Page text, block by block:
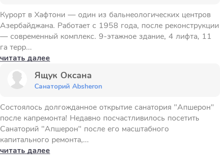
Курорт в Хафтони — один из бальнеологических центров
Азербайджана. Работает с 1958 года, после реконструкции
— современный комплекс. 9-этажное здание, 4 лифта, 11
га терр...
читать далее
Ящук Оксана
Санаторий Absheron
Состоялось долгожданное открытие санатория "Апшерон"
после капремонта! Недавно посчастливилось посетить
Санаторий "Апшерон" после его масштабного
капитального ремонта,...
читать далее